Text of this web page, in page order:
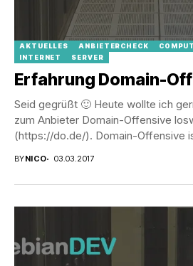
AKTUELLES ANBIETERCHECK
INTERNET
SERVER
Erfahrung Domain-
Seid gegrüßt 🙂 Heute wollte ich
zum Anbieter Domain-Offensive
(https://do.de/). Domain-Offensive
BYNICO 03.03.2017